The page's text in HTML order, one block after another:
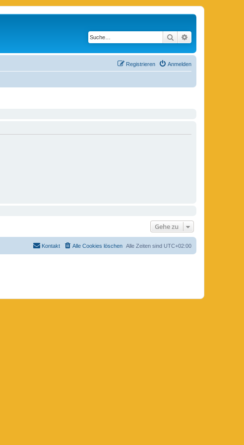
Suche
Anmelden
Registrieren
Gehe zu
Alle Zeiten sind UTC+02:00
Alle Cookies löschen
Kontakt